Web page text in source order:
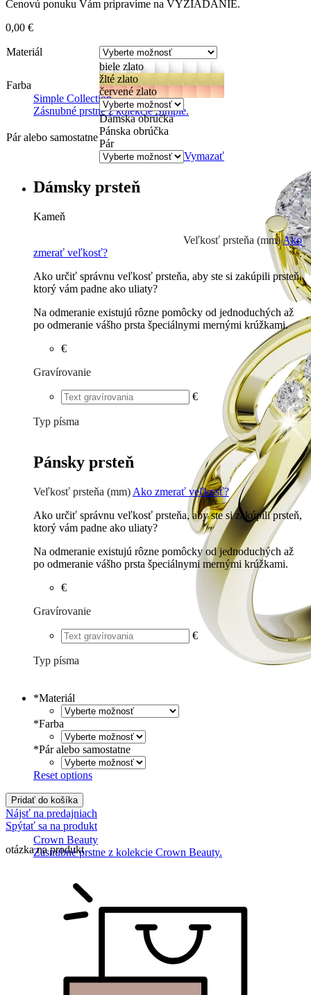
Simple Collection
Zásnubné prstne z kolekcie Simple.
Crown Beauty
Zásnubné prstne z kolekcie Crown Beauty.
Cenovú ponuku Vám pripravíme na VYŽIADANIE.
0,00 €
Materiál
Farba
biele zlato
žlté zlato
červené zlato
Pár alebo samostatne
Dámska obrúčka
Pánska obrúčka
Pár
Vymazať
Dámsky prsteň
Kameň
Veľkosť prsteňa (mm)Ako
zmerať veľkosť?
Ako určiť správnu veľkosť prsteňa, aby ste si zakúpili prsteň,
ktorý vám padne ako uliaty?
Na odmeranie existujú rôzne pomôcky od jednoduchých až
po odmeranie vášho prsta špeciálnymi mernými krúžkami.
€
Gravírovanie
€
Typ písma
Písané €
Pánsky prsteň
Veľkosť prsteňa (mm) Ako zmerať veľkosť?
Ako určiť správnu veľkosť prsteňa, aby ste si zakúpili prsteň,
ktorý vám padne ako uliaty?
Na odmeranie existujú rôzne pomôcky od jednoduchých až
po odmeranie vášho prsta špeciálnymi mernými krúžkami.
€
Gravírovanie
€
Typ písma
*Materiál
*Farba
*Pár alebo samostatne
Reset options
Pridať do košíka
Nájsť na predajniach
Spýtať sa na produkt
otázka na produkt